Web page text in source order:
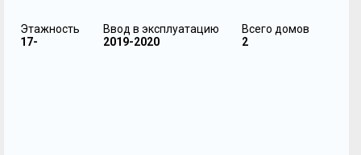
Этажность
17-
Ввод в эксплуатацию
2019-2020
Всего домов
2